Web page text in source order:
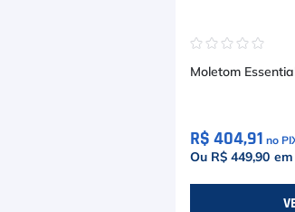
☆☆☆☆☆
Moletom
R$ 404,91 no
Ou R$ 449,90